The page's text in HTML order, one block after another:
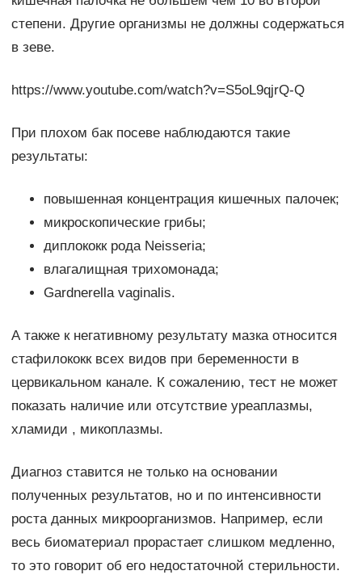
степени. Другие организмы не должны содержаться
в зеве.
https://www.youtube.com/watch?v=S5oL9qjrQ-Q
При плохом бак посеве наблюдаются такие
результаты:
повышенная концентрация кишечных палочек;
микроскопические грибы;
диплококк рода Neisseria;
влагалищная трихомонада;
Gardnerella vaginalis.
А также к негативному результату мазка относится
стафилококк всех видов при беременности в
цервикальном канале. К сожалению, тест не может
показать наличие или отсутствие уреаплазмы,
хламиди , микоплазмы.
Диагноз ставится не только на основании
полученных результатов, но и по интенсивности
роста данных микроорганизмов. Например, если
весь биоматериал прорастает слишком медленно,
то это говорит об его недостаточной стерильности.